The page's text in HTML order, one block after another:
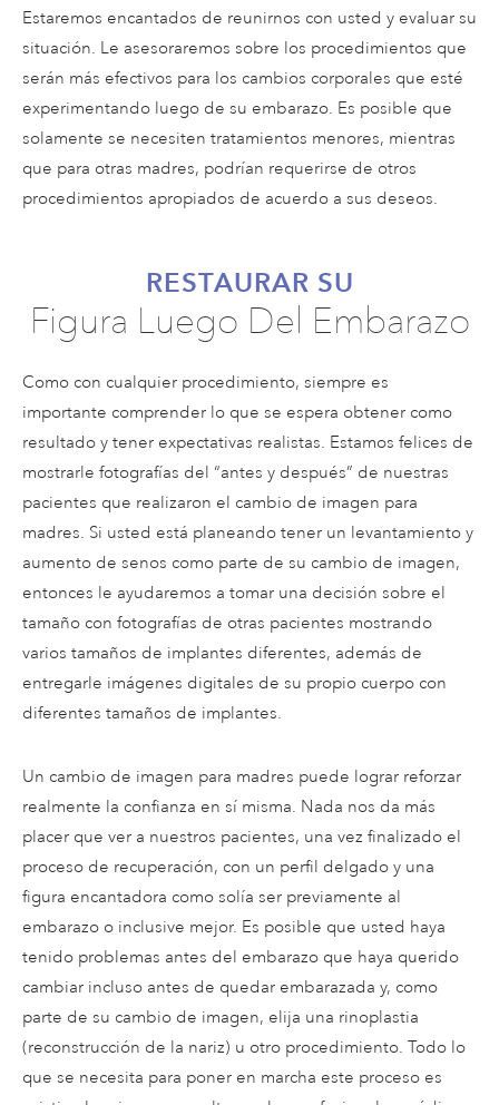
Estaremos encantados de reunirnos con usted y evaluar su
situación. Le asesoraremos sobre los procedimientos que
serán más efectivos para los cambios corporales que esté
experimentando luego de su embarazo. Es posible que
solamente se necesiten tratamientos menores, mientras
que para otras madres, podrían requerirse de otros
procedimientos apropiados de acuerdo a sus deseos.
RESTAURAR SU
Figura Luego Del Embarazo
Como con cualquier procedimiento, siempre es
importante comprender lo que se espera obtener como
resultado y tener expectativas realistas. Estamos felices de
mostrarle fotografías del “antes y después” de nuestras
pacientes que realizaron el cambio de imagen para
madres. Si usted está planeando tener un levantamiento y
aumento de senos como parte de su cambio de imagen,
entonces le ayudaremos a tomar una decisión sobre el
tamaño con fotografías de otras pacientes mostrando
varios tamaños de implantes diferentes, además de
entregarle imágenes digitales de su propio cuerpo con
diferentes tamaños de implantes.
Un cambio de imagen para madres puede lograr reforzar
realmente la confianza en sí misma. Nada nos da más
placer que ver a nuestros pacientes, una vez finalizado el
proceso de recuperación, con un perfil delgado y una
figura encantadora como solía ser previamente al
embarazo o inclusive mejor. Es posible que usted haya
tenido problemas antes del embarazo que haya querido
cambiar incluso antes de quedar embarazada y, como
parte de su cambio de imagen, elija una rinoplastia
(reconstrucción de la nariz) u otro procedimiento. Todo lo
que se necesita para poner en marcha este proceso es